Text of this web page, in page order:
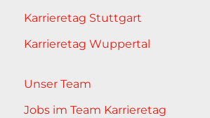
Karrieretag Stuttgart
Karrieretag Wuppertal
Unser Team
Jobs im Team Karrieretag